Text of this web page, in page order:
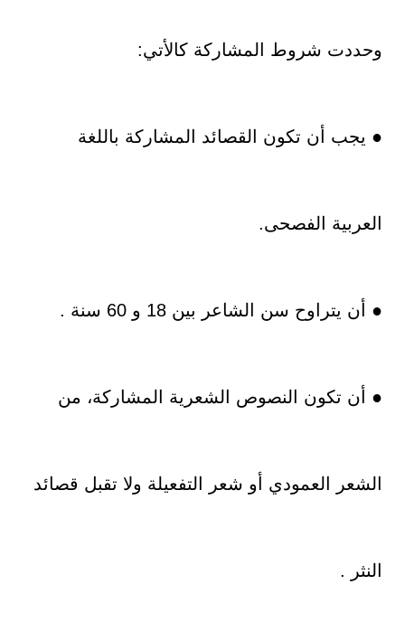
وحددت شروط المشاركة كالأتي:
● يجب أن تكون القصائد المشاركة باللغة
العربية الفصحى.
● أن يتراوح سن الشاعر بين 18 و 60 سنة .
● أن تكون النصوص الشعرية المشاركة، من
الشعر العمودي أو شعر التفعيلة ولا تقبل قصائد
النثر .